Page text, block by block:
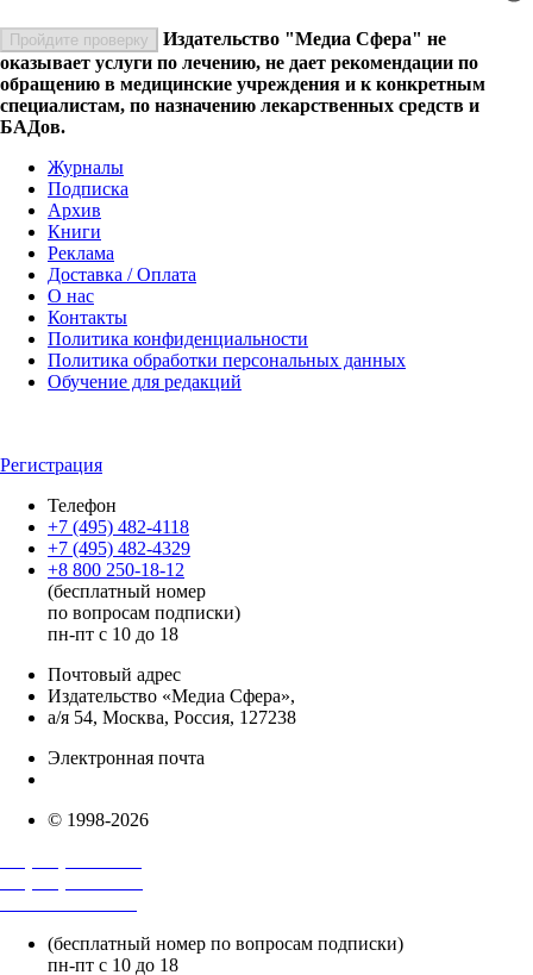
Пройдите проверку
Издательство "Медиа Сфера" не
оказывает услуги по лечению, не дает рекомендации по
обращению в медицинские учреждения и к конкретным
специалистам, по назначению лекарственных средств и
БАДов.
Журналы
Подписка
Архив
Книги
Реклама
Доставка / Оплата
О нас
Контакты
Политика конфиденциальности
Политика обработки персональных данных
Обучение для редакций
Регистрация
Телефон
+7 (495) 482-4118
+7 (495) 482-4329
+8 800 250-18-12
(бесплатный номер
по вопросам подписки)
пн-пт с 10 до 18
Почтовый адрес
Издательство «Медиа Сфера»,
а/я 54, Москва, Россия, 127238
Электронная почта
© 1998-2026
(бесплатный номер по вопросам подписки)
пн-пт с 10 до 18